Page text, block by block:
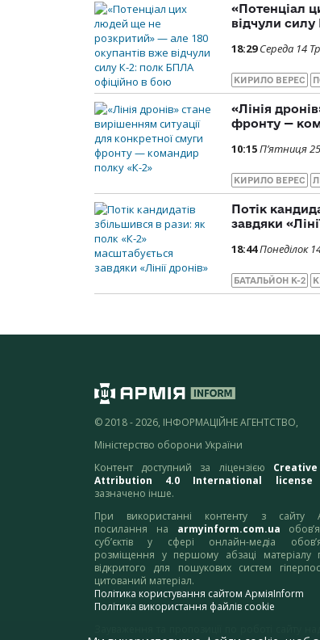
«Потенціал
відчули
18:29 Середа 14
КИРИЛО ВЕРЕС
«Лінія
фронту —
10:15П’ятниця
КИРИЛО ВЕРЕС
Потік
завдяки
18:44Понеділок
БАТАЛЬЙОН К-2
© 2018 - 2026, ІНФОРМАЦІЙНЕ АГЕНТСТВО,
Міністерство оборони України
Контент доступний за ліцензією
Attribution 4.0 International license
зазначено інше.
При використанні контенту з сайту
посилання на armyinform.com.ua
суб’єктів у сфері онлайн-медіа
розміщення у першому абзаці матеріалу
відкритого для пошукових систем
цитований матеріал.
Політика користування сайтом АрміяInform
Політика використання файлів cookie